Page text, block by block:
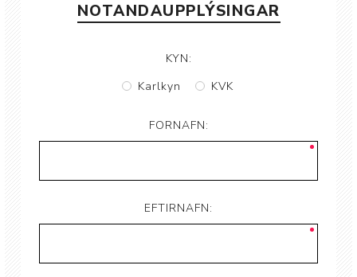
NOTANDAUPPLÝSINGAR
KYN:
Karlkyn
KVK
FORNAFN:
EFTIRNAFN: